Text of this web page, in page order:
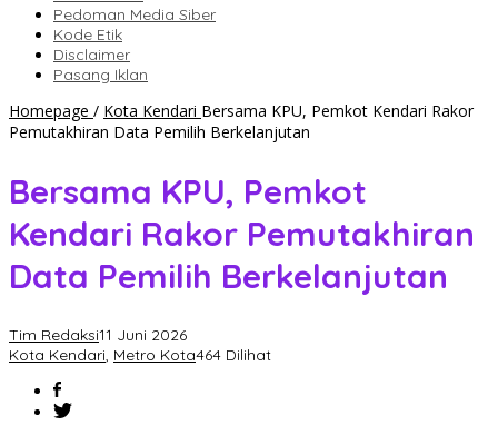
Pedoman Media Siber
Kode Etik
Disclaimer
Pasang Iklan
Homepage / Kota Kendari Bersama KPU, Pemkot Kendari Rakor
Pemutakhiran Data Pemilih Berkelanjutan
Bersama KPU, Pemkot
Kendari Rakor Pemutakhiran
Data Pemilih Berkelanjutan
Tim Redaksi11 Juni 2026
Kota Kendari, Metro Kota464 Dilihat